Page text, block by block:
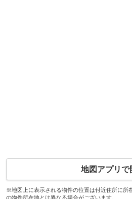
地図アプリで
※地図上に表示される物件の位置は付近住所に所
の物件所在地とは異なる場合がございます。